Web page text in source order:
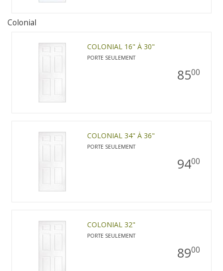
Colonial
COLONIAL 16" À 30"
PORTE SEULEMENT
8500
COLONIAL 34" À 36"
PORTE SEULEMENT
9400
COLONIAL 32"
PORTE SEULEMENT
8900